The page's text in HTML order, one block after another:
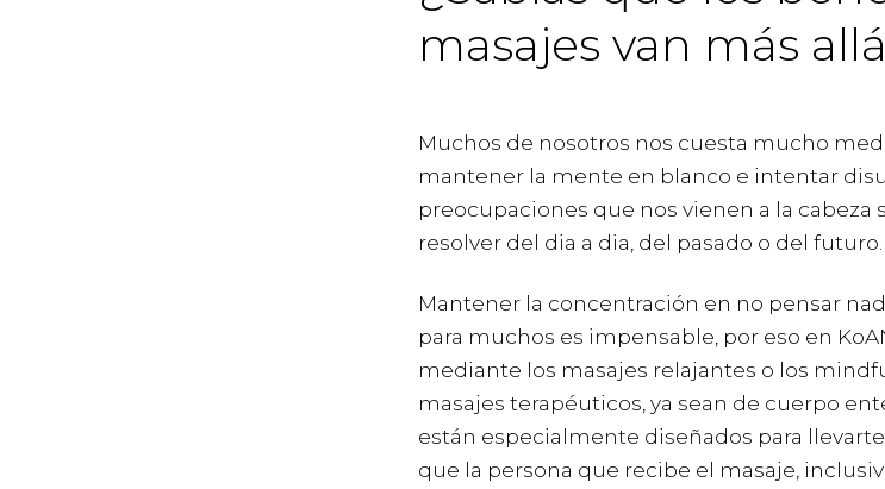
masajes van más
Muchos de nosotros nos cuesta mucho
mantener la mente en blanco e intentar
preocupaciones que nos vienen a la cabeza
resolver del dia a dia, del pasado o del futuro.
Mantener la concentración en no pensar
para muchos es impensable, por eso en
mediante los masajes relajantes o los
masajes terapéuticos, ya sean de cuerpo
están especialmente diseñados para
que la persona que recibe el masaje,